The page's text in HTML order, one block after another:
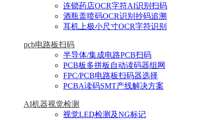
连锁药店OCR字符AI识别扫码
酒瓶盖喷码OCR识别抄码追溯
耳机上极小尺寸OCR字符识别
pcb电路板扫码
半导体/集成电路PCB扫码
PCB板多拼板自动读码器组网
FPC/PCB电路板扫码器选择
PCBA读码SMT产线解决方案
AI机器视觉检测
视觉LED检测及NG标记